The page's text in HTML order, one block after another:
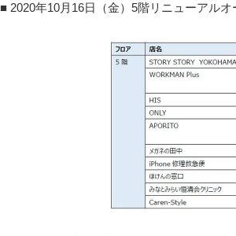
■ 2020年10月16日（金）5階リニューアル